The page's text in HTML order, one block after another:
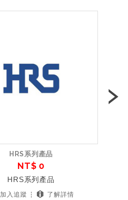
HRS系列產品
NT$ 0
HRS系列產品
加入追蹤 了解詳情